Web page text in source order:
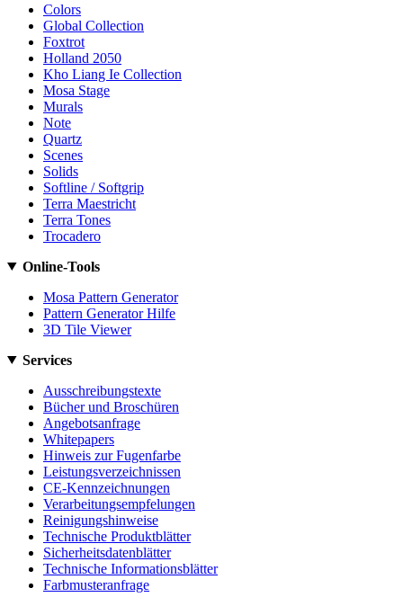
Colors
Global Collection
Foxtrot
Holland 2050
Kho Liang Ie Collection
Mosa Stage
Murals
Note
Quartz
Scenes
Solids
Softline / Softgrip
Terra Maestricht
Terra Tones
Trocadero
Online-Tools
Mosa Pattern Generator
Pattern Generator Hilfe
3D Tile Viewer
Services
Ausschreibungstexte
Bücher und Broschüren
Angebotsanfrage
Whitepapers
Hinweis zur Fugenfarbe
Leistungsverzeichnissen
CE-Kennzeichnungen
Verarbeitungsempfelungen
Reinigungshinweise
Technische Produktblätter
Sicherheitsdatenblätter
Technische Informationsblätter
Farbmusteranfrage